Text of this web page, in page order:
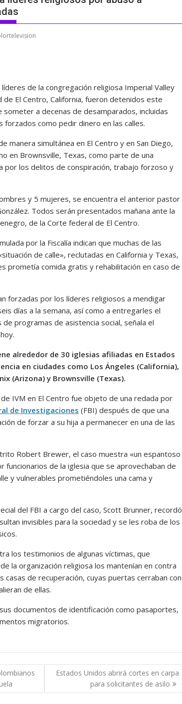
de la congregación religiosa Imperial Valley
de El Centro, California, fueron detenidos este
a decenas de desamparados, incluidas
forzados como pedir dinero en las calles.
manera simultánea en El Centro y en San Diego,
en Brownsville, Texas, como parte de una
por los delitos de conspiración, trabajo forzoso y
y 5 mujeres, se encuentra el anterior pastor
Todos serán presentados mañana ante la
de la Corte federal de El Centro.
por la Fiscalía indican que muchas de las
de calle», reclutadas en California y Texas,
prometía comida gratis y rehabilitación en caso de
forzadas por los líderes religiosos a mendigar
días a la semana, así como a entregarles el
programas de asistencia social, señala el
alrededor de 30 iglesias afiliadas en Estados
en ciudades como Los Ángeles (California),
(Arizona) y Brownsville (Texas).
IVM en El Centro fue objeto de una redada por
de Investigaciones (FBI) después de que una
de forzar a su hija a permanecer en una de las
Robert Brewer, el caso muestra «un espantoso
funcionarios de la iglesia que se aprovechaban de
y vulnerables prometiéndoles una cama y
del FBI a cargo del caso, Scott Brunner, recordó
invisibles para la sociedad y se les roba de los
los testimonios de algunas víctimas, que
la organización religiosa los mantenían en contra
casas de recuperación, cuyas puertas cerraban con
de ellas.
documentos de identificación como pasaportes,
migratorios.
Estados Unidos abrirá cortes en carpa
para solicitantes de asilo